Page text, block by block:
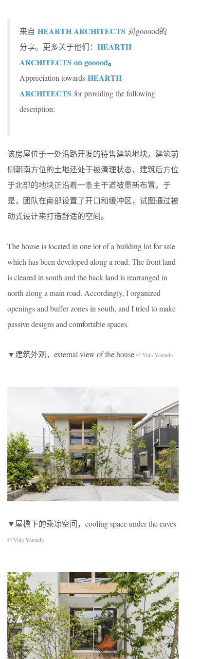
来自 HEARTH ARCHITECTS 对gooood的
分享。更多关于他们： HEARTH
ARCHITECTS on gooood。
Appreciation towards HEARTH
ARCHITECTS for providing the following
description:
该房屋位于一处沿路开发的待售建筑地块。建筑前
侧朝南方位的土地还处于被清理状态，建筑后方位
于北部的地块正沿着一条主干道被重新布置。于
是，团队在南部设置了开口和缓冲区，试图通过被
动式设计来打造舒适的空间。
The house is located in one lot of a building lot for sale
which has been developed along a road. The front land
is cleared in south and the back land is rearranged in
north along a main road. Accordingly, I organized
openings and buffer zones in south, and I tried to make
passive designs and comfortable spaces.
▼建筑外观，external view of the house © Yuta Yamada
▼屋檐下的乘凉空间，cooling space under the eaves
© Yuta Yamada